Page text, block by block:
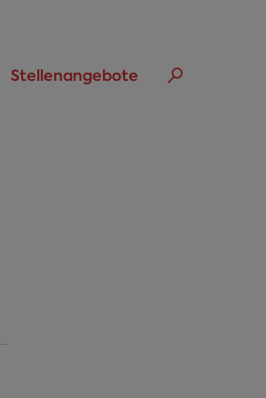
Stellenangebote